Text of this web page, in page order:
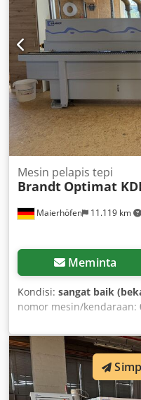
Maierhöfen 11.119 km
Mesin pelapis tepi
Brandt Optimat
Meminta
Kondisi: sangat baik
nomor mesin/kendaraan:
,
benda kerja (maks.):60
jenis penyesuaian
listrik
, tinggi total:1.580
lebar total:1.130 mm,
Perlengkapan: